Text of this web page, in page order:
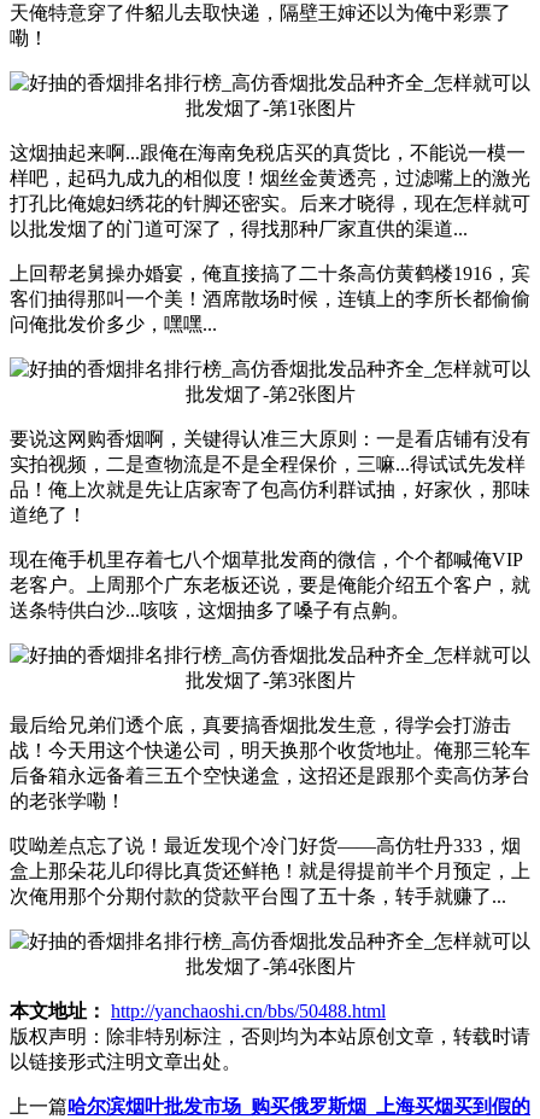
天俺特意穿了件貂儿去取快递，隔壁王婶还以为俺中彩票了
嘞！
这烟抽起来啊...跟俺在海南免税店买的真货比，不能说一模一
样吧，起码九成九的相似度！烟丝金黄透亮，过滤嘴上的激光
打孔比俺媳妇绣花的针脚还密实。后来才晓得，现在怎样就可
以批发烟了的门道可深了，得找那种厂家直供的渠道...
上回帮老舅操办婚宴，俺直接搞了二十条高仿黄鹤楼1916，宾
客们抽得那叫一个美！酒席散场时候，连镇上的李所长都偷偷
问俺批发价多少，嘿嘿...
要说这网购香烟啊，关键得认准三大原则：一是看店铺有没有
实拍视频，二是查物流是不是全程保价，三嘛...得试试先发样
品！俺上次就是先让店家寄了包高仿利群试抽，好家伙，那味
道绝了！
现在俺手机里存着七八个烟草批发商的微信，个个都喊俺VIP
老客户。上周那个广东老板还说，要是俺能介绍五个客户，就
送条特供白沙...咳咳，这烟抽多了嗓子有点齁。
最后给兄弟们透个底，真要搞香烟批发生意，得学会打游击
战！今天用这个快递公司，明天换那个收货地址。俺那三轮车
后备箱永远备着三五个空快递盒，这招还是跟那个卖高仿茅台
的老张学嘞！
哎呦差点忘了说！最近发现个冷门好货——高仿牡丹333，烟
盒上那朵花儿印得比真货还鲜艳！就是得提前半个月预定，上
次俺用那个分期付款的贷款平台囤了五十条，转手就赚了...
本文地址： http://yanchaoshi.cn/bbs/50488.html
版权声明： 除非特别标注，否则均为本站原创文章，转载时请
以链接形式注明文章出处。
上一篇哈尔滨烟叶批发市场_购买俄罗斯烟_上海买烟买到假的